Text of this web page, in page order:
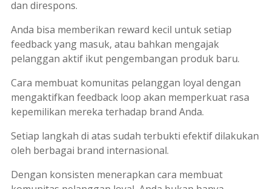
dan direspons.
Anda bisa memberikan reward kecil untuk setiap
feedbackyang masuk, atau bahkan mengajak
pelanggan aktif ikut pengembangan produk baru.
Cara membuat komunitas pelanggan loyal dengan
mengaktifkan feedback loop akan memperkuat rasa
kepemilikan mereka terhadap brand Anda.
Setiap langkah di atas sudah terbukti efektif dilakukan
oleh berbagai brand internasional.
Dengan konsisten menerapkan cara membuat